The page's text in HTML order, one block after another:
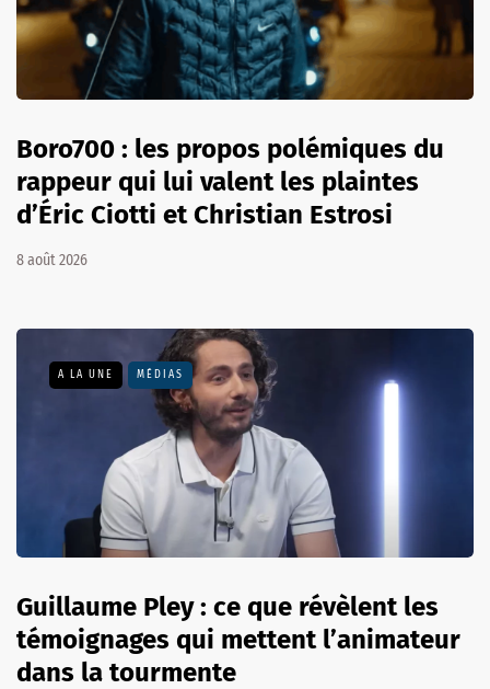
Boro700 : les propos polémiques du
rappeur qui lui valent les plaintes
d’Éric Ciotti et Christian Estrosi
8 août 2026
A LA UNE MÉDIAS
Guillaume Pley : ce que révèlent les
témoignages qui mettent l’animateur
dans la tourmente